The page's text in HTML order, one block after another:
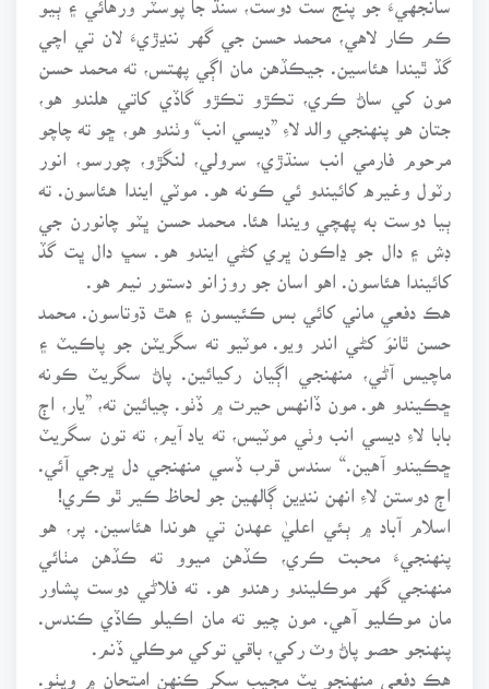
ڪم ڪار لاهي، محمد حسن جي گهر ننڍڙيءَ لان تي اچي
گڏ ٿيندا هئاسين. جيڪڏهن مان اڳي پهتس، ته محمد حسن
مون کي ساڻ ڪري، تڪڙو تڪڙو گاڏي کاتي هلندو هو،
جتان هو پنهنجي والد لاءِ ”ديسي انب“ وٺندو هو، ڇو ته چاچو
مرحوم فارمي انب سنڌڙي، سرولي، لنگڙو، چورسو، انور
رٽول وغيره کائيندو ئي ڪونه هو. موٽي ايندا هئاسون. ته
ٻيا دوست به پهچي ويندا هئا. محمد حسن ڀٽو چانورن جي
ڊش ۽ دال جو ڍاڪون ڀري کڻي ايندو هو. سڀ دال ڀت گڏ
کائيندا هئاسون. اهو اسان جو روزانو دستور نيم هو.
هڪ دفعي ماني کائي بس ڪئيسون ۽ هٿ ڌوتاسون. محمد
حسن ٿانوَ کڻي اندر ويو. موٽيو ته سگريٽن جو پاڪيٽ ۽
ماچيس آڻي، منهنجي اڳيان رکيائين. پاڻ سگريٽ ڪونه
ڇڪيندو هو. مون ڏانهس حيرت ۾ ڏٺو. چيائين ته، ”يار، اڄ
بابا لاءِ ديسي انب وٺي موٽيس، ته ياد آيم، ته تون سگريٽ
ڇڪيندو آهين.“ سندس قرب ڏسي منهنجي دل ڀرجي آئي.
اڄ دوستن لاءِ انهن ننڍين ڳالهين جو لحاظ ڪير ٿو ڪري!
اسلام آباد ۾ ٻئي اعليٰ عهدن تي هوندا هئاسين. پر، هو
پنهنجيءَ محبت ڪري، ڪڏهن ميوو ته ڪڏهن مٺائي
منهنجي گهر موڪليندو رهندو هو. ته فلاڻي دوست پشاور
مان موڪليو آهي. مون چيو ته مان اڪيلو ڪاڏي ڪندس.
پنهنجو حصو پاڻ وٽ رکي، باقي توکي موڪلي ڏنم.
هڪ دفعي منهنجو پٽ مجيب سکر ڪنهن امتحان ۾ ويٺو.